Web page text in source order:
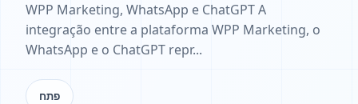
WPP Marketing, WhatsApp e ChatGPT A
integração entre a plataforma WPP Marketing, o
WhatsApp e o ChatGPT repr...
פתח